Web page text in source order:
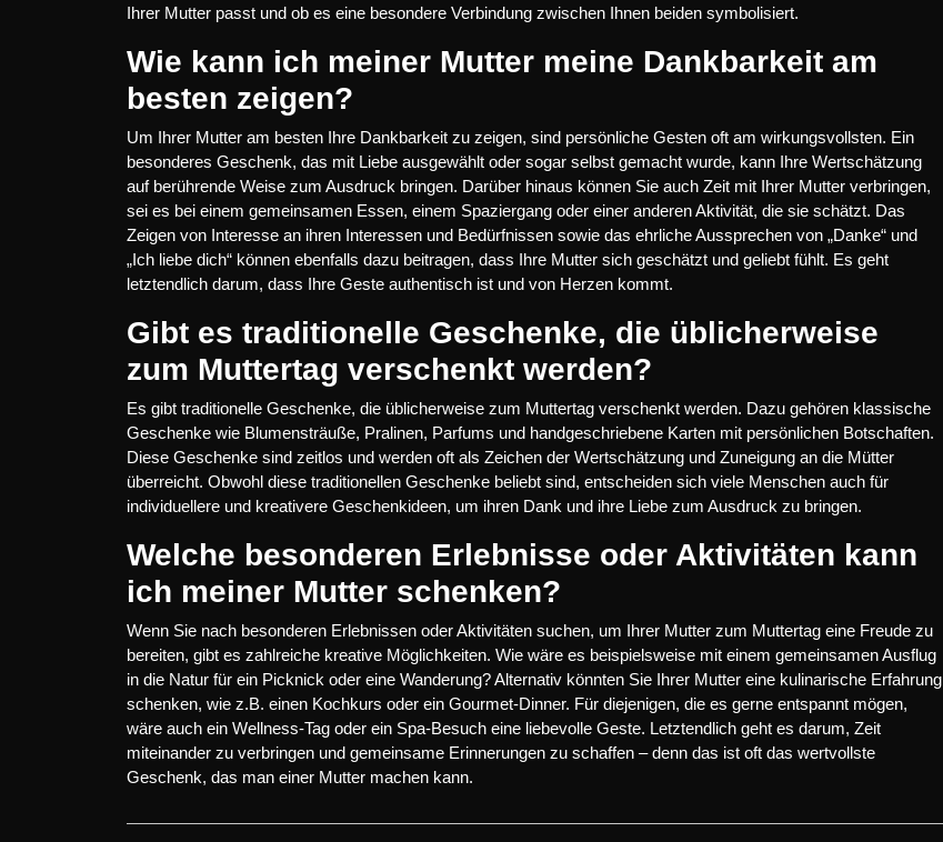
Ihrer Mutter passt und ob es eine besondere Verbindung zwischen Ihnen beiden symbolisiert.
Wie kann ich meiner Mutter meine Dankbarkeit am
besten zeigen?
Um Ihrer Mutter am besten Ihre Dankbarkeit zu zeigen, sind persönliche Gesten oft am wirkungsvollsten. Ein
besonderes Geschenk, das mit Liebe ausgewählt oder sogar selbst gemacht wurde, kann Ihre Wertschätzung
auf berührende Weise zum Ausdruck bringen. Darüber hinaus können Sie auch Zeit mit Ihrer Mutter verbringen,
sei es bei einem gemeinsamen Essen, einem Spaziergang oder einer anderen Aktivität, die sie schätzt. Das
Zeigen von Interesse an ihren Interessen und Bedürfnissen sowie das ehrliche Aussprechen von „Danke“ und
„Ich liebe dich“ können ebenfalls dazu beitragen, dass Ihre Mutter sich geschätzt und geliebt fühlt. Es geht
letztendlich darum, dass Ihre Geste authentisch ist und von Herzen kommt.
Gibt es traditionelle Geschenke, die üblicherweise
zum Muttertag verschenkt werden?
Es gibt traditionelle Geschenke, die üblicherweise zum Muttertag verschenkt werden. Dazu gehören klassische
Geschenke wie Blumensträuße, Pralinen, Parfums und handgeschriebene Karten mit persönlichen Botschaften.
Diese Geschenke sind zeitlos und werden oft als Zeichen der Wertschätzung und Zuneigung an die Mütter
überreicht. Obwohl diese traditionellen Geschenke beliebt sind, entscheiden sich viele Menschen auch für
individuellere und kreativere Geschenkideen, um ihren Dank und ihre Liebe zum Ausdruck zu bringen.
Welche besonderen Erlebnisse oder Aktivitäten kann
ich meiner Mutter schenken?
Wenn Sie nach besonderen Erlebnissen oder Aktivitäten suchen, um Ihrer Mutter zum Muttertag eine Freude zu
bereiten, gibt es zahlreiche kreative Möglichkeiten. Wie wäre es beispielsweise mit einem gemeinsamen Ausflug
in die Natur für ein Picknick oder eine Wanderung? Alternativ könnten Sie Ihrer Mutter eine kulinarische Erfahrung
schenken, wie z.B. einen Kochkurs oder ein Gourmet-Dinner. Für diejenigen, die es gerne entspannt mögen,
wäre auch ein Wellness-Tag oder ein Spa-Besuch eine liebevolle Geste. Letztendlich geht es darum, Zeit
miteinander zu verbringen und gemeinsame Erinnerungen zu schaffen – denn das ist oft das wertvollste
Geschenk, das man einer Mutter machen kann.